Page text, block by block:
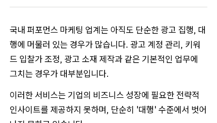
국내 퍼포먼스 마케팅 업계는 아직도 단순한 광고 집행, 대
행에 머물러 있는 경우가 많습니다. 광고 계정 관리, 키워
드 입찰가 조정, 광고 소재 제작과 같은 기본적인 업무에
그치는 경우가 대부분입니다.
이러한 서비스는 기업의 비즈니스 성장에 필요한 전략적
인사이트를 제공하지 못하며, 단순히 '대행' 수준에서 벗어